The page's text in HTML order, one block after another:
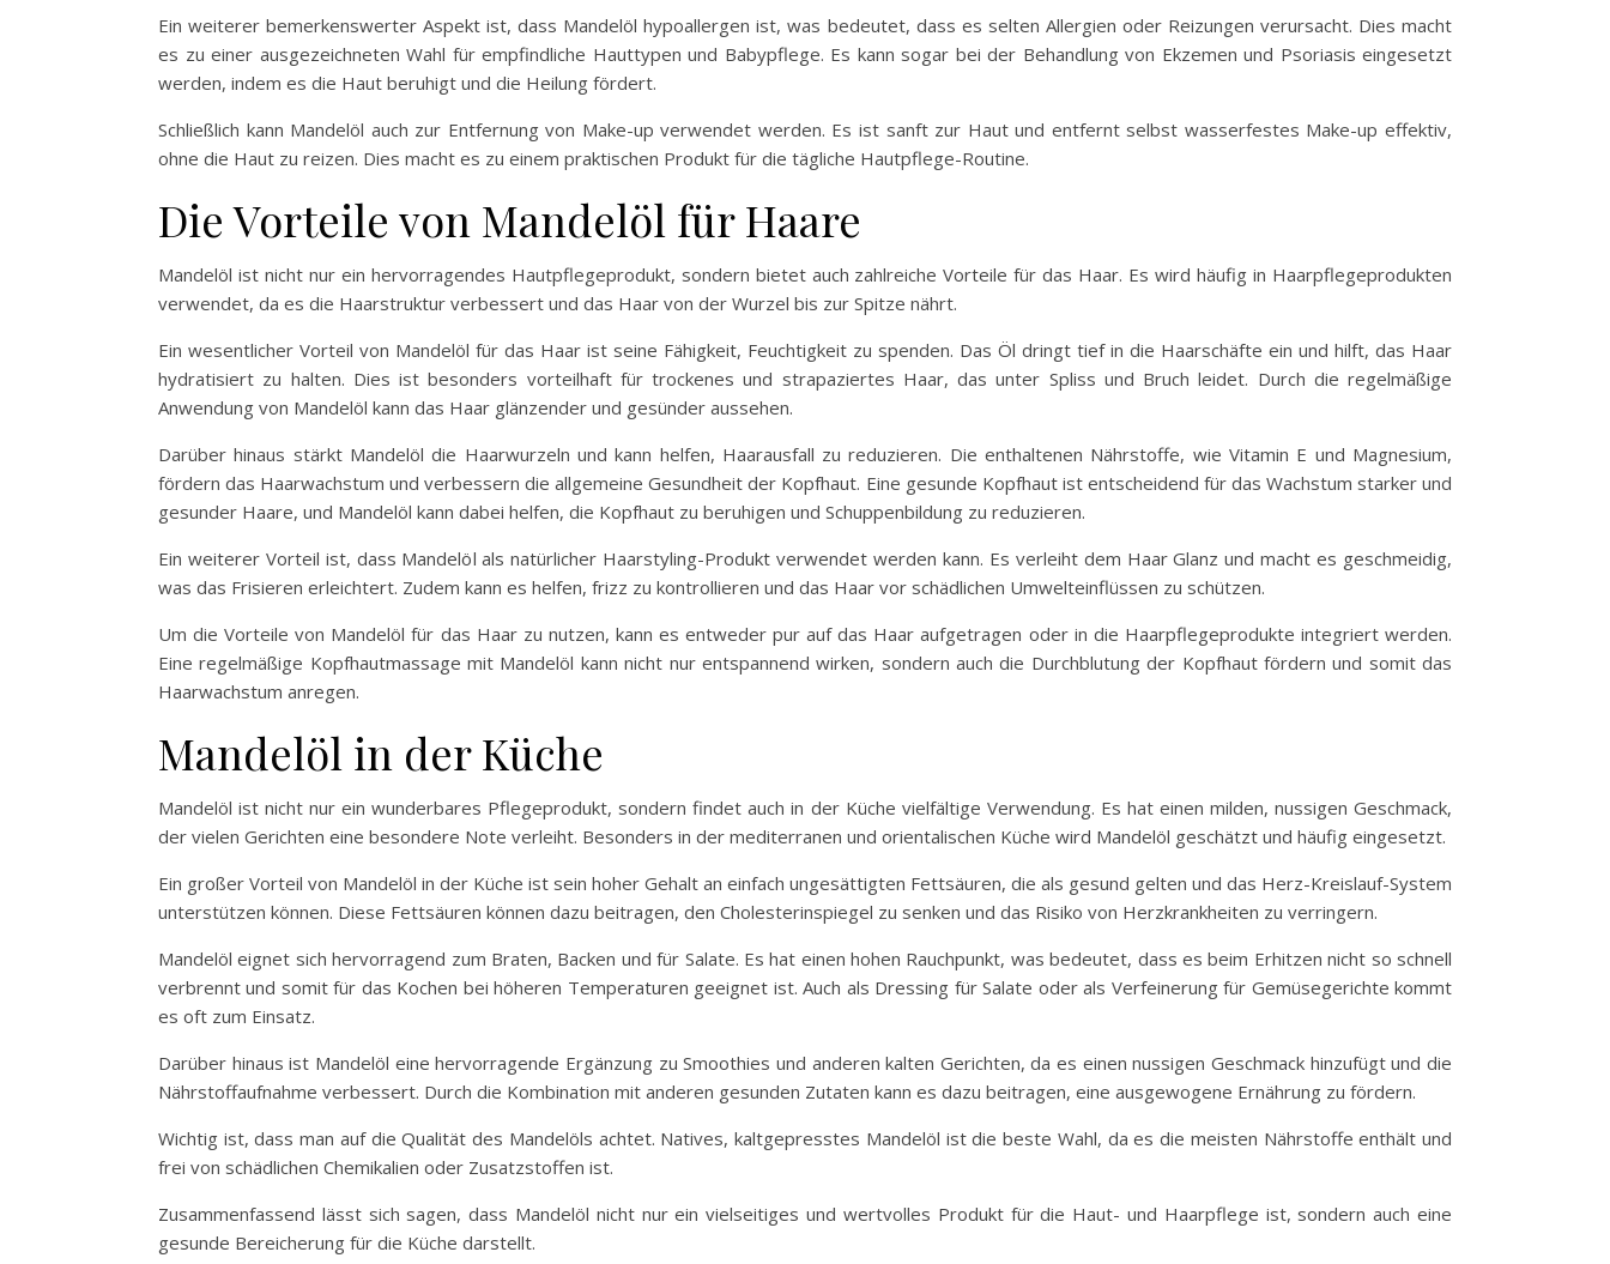
Ein weiterer bemerkenswerter Aspekt ist, dass Mandelöl hypoallergen ist, was bedeutet, dass es selten Allergien oder Reizungen verursacht. Dies macht
es zu einer ausgezeichneten Wahl für empfindliche Hauttypen und Babypflege. Es kann sogar bei der Behandlung von Ekzemen und Psoriasis eingesetzt
werden, indem es die Haut beruhigt und die Heilung fördert.
Schließlich kann Mandelöl auch zur Entfernung von Make-up verwendet werden. Es ist sanft zur Haut und entfernt selbst wasserfestes Make-up effektiv,
ohne die Haut zu reizen. Dies macht es zu einem praktischen Produkt für die tägliche Hautpflege-Routine.
Die Vorteile von Mandelöl für Haare
Mandelöl ist nicht nur ein hervorragendes Hautpflegeprodukt, sondern bietet auch zahlreiche Vorteile für das Haar. Es wird häufig in Haarpflegeprodukten
verwendet, da es die Haarstruktur verbessert und das Haar von der Wurzel bis zur Spitze nährt.
Ein wesentlicher Vorteil von Mandelöl für das Haar ist seine Fähigkeit, Feuchtigkeit zu spenden. Das Öl dringt tief in die Haarschäfte ein und hilft, das Haar
hydratisiert zu halten. Dies ist besonders vorteilhaft für trockenes und strapaziertes Haar, das unter Spliss und Bruch leidet. Durch die regelmäßige
Anwendung von Mandelöl kann das Haar glänzender und gesünder aussehen.
Darüber hinaus stärkt Mandelöl die Haarwurzeln und kann helfen, Haarausfall zu reduzieren. Die enthaltenen Nährstoffe, wie Vitamin E und Magnesium,
fördern das Haarwachstum und verbessern die allgemeine Gesundheit der Kopfhaut. Eine gesunde Kopfhaut ist entscheidend für das Wachstum starker und
gesunder Haare, und Mandelöl kann dabei helfen, die Kopfhaut zu beruhigen und Schuppenbildung zu reduzieren.
Ein weiterer Vorteil ist, dass Mandelöl als natürlicher Haarstyling-Produkt verwendet werden kann. Es verleiht dem Haar Glanz und macht es geschmeidig,
was das Frisieren erleichtert. Zudem kann es helfen, frizz zu kontrollieren und das Haar vor schädlichen Umwelteinflüssen zu schützen.
Um die Vorteile von Mandelöl für das Haar zu nutzen, kann es entweder pur auf das Haar aufgetragen oder in die Haarpflegeprodukte integriert werden.
Eine regelmäßige Kopfhautmassage mit Mandelöl kann nicht nur entspannend wirken, sondern auch die Durchblutung der Kopfhaut fördern und somit das
Haarwachstum anregen.
Mandelöl in der Küche
Mandelöl ist nicht nur ein wunderbares Pflegeprodukt, sondern findet auch in der Küche vielfältige Verwendung. Es hat einen milden, nussigen Geschmack,
der vielen Gerichten eine besondere Note verleiht. Besonders in der mediterranen und orientalischen Küche wird Mandelöl geschätzt und häufig eingesetzt.
Ein großer Vorteil von Mandelöl in der Küche ist sein hoher Gehalt an einfach ungesättigten Fettsäuren, die als gesund gelten und das Herz-Kreislauf-System
unterstützen können. Diese Fettsäuren können dazu beitragen, den Cholesterinspiegel zu senken und das Risiko von Herzkrankheiten zu verringern.
Mandelöl eignet sich hervorragend zum Braten, Backen und für Salate. Es hat einen hohen Rauchpunkt, was bedeutet, dass es beim Erhitzen nicht so schnell
verbrennt und somit für das Kochen bei höheren Temperaturen geeignet ist. Auch als Dressing für Salate oder als Verfeinerung für Gemüsegerichte kommt
es oft zum Einsatz.
Darüber hinaus ist Mandelöl eine hervorragende Ergänzung zu Smoothies und anderen kalten Gerichten, da es einen nussigen Geschmack hinzufügt und die
Nährstoffaufnahme verbessert. Durch die Kombination mit anderen gesunden Zutaten kann es dazu beitragen, eine ausgewogene Ernährung zu fördern.
Wichtig ist, dass man auf die Qualität des Mandelöls achtet. Natives, kaltgepresstes Mandelöl ist die beste Wahl, da es die meisten Nährstoffe enthält und
frei von schädlichen Chemikalien oder Zusatzstoffen ist.
Zusammenfassend lässt sich sagen, dass Mandelöl nicht nur ein vielseitiges und wertvolles Produkt für die Haut- und Haarpflege ist, sondern auch eine
gesunde Bereicherung für die Küche darstellt.